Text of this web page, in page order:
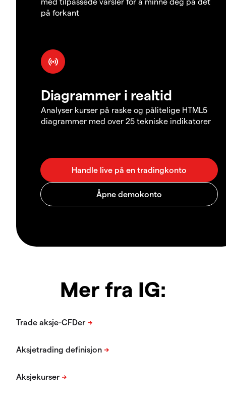
på forkant
Diagrammer i realtid
Analyser kurser på raske og pålitelige HTML5
diagrammer med over 25 tekniske indikatorer
Mer fra IG: